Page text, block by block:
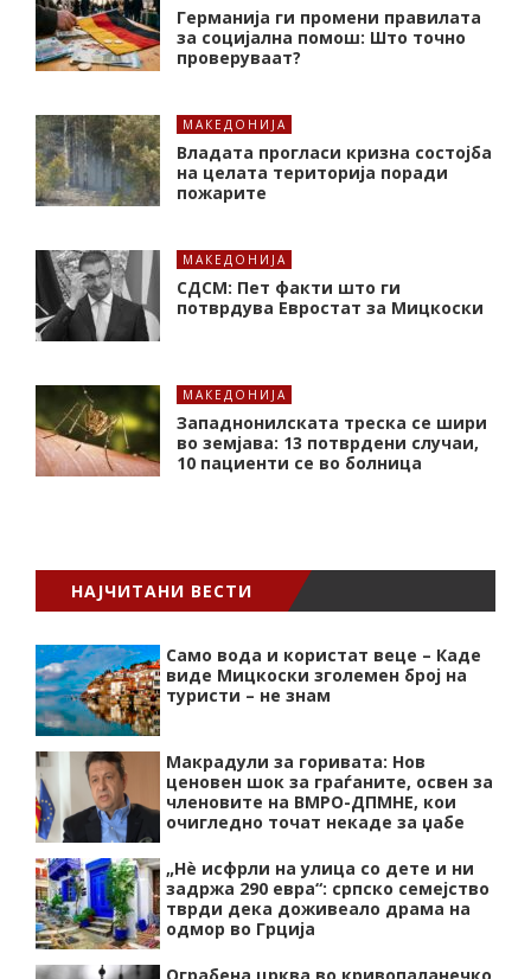
Германија ги промени правилата
за социјална помош: Што точно
проверуваат?
МАКЕДОНИЈА
Владата прогласи кризна состојба
на целата територија поради
пожарите
МАКЕДОНИЈА
СДСМ: Пет факти што ги
потврдува Евростат за Мицкоски
МАКЕДОНИЈА
Западнонилската треска се шири
во земјава: 13 потврдени случаи,
10 пациенти се во болница
НАЈЧИТАНИ ВЕСТИ
Само вода и користат веце – Каде
виде Мицкоски зголемен број на
туристи – не знам
Макрадули за горивата: Нов
ценовен шок за граѓаните, освен за
членовите на ВМРО-ДПМНЕ, кои
очигледно точат некаде за џабе
„Нѐ исфрли на улица со дете и ни
задржа 290 евра“: српско семејство
тврди дека доживеало драма на
одмор во Грција